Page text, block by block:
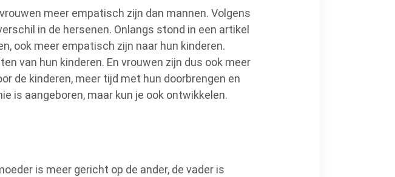
meer empatisch zijn dan mannen. Volgens
in de hersenen. Onlangs stond in een artikel
ook meer empatisch zijn naar hun kinderen.
van hun kinderen. En vrouwen zijn dus ook meer
de kinderen, meer tijd met hun doorbrengen en
is aangeboren, maar kun je ook ontwikkelen.
is meer gericht op de ander, de vader is